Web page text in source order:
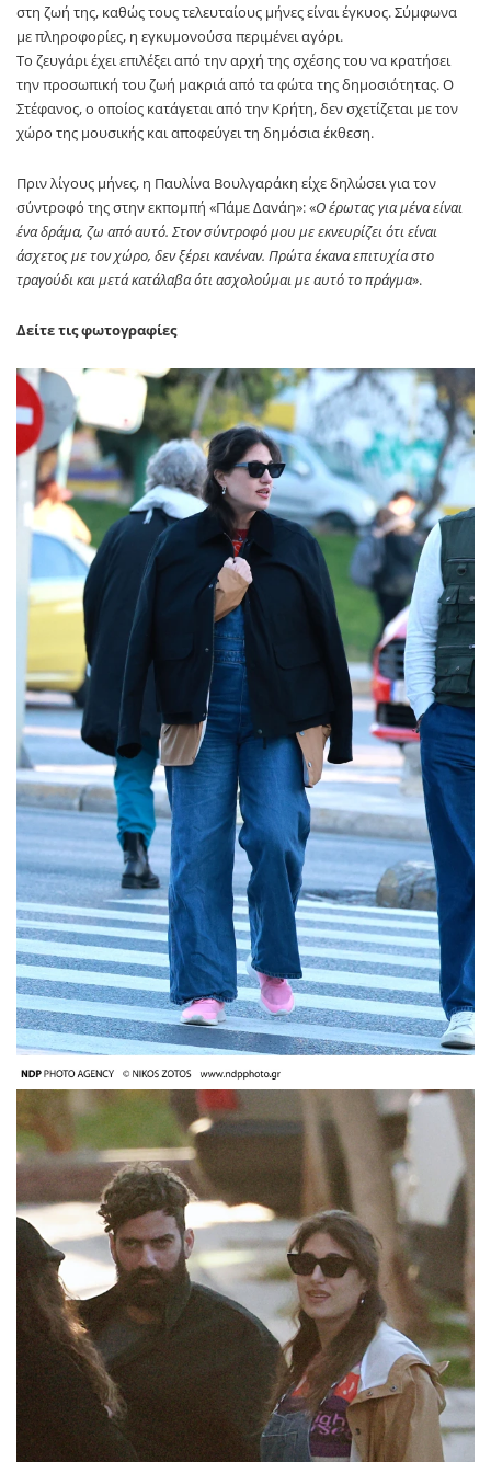
στη ζωή της, καθώς τους τελευταίους μήνες είναι έγκυος. Σύμφωνα
με πληροφορίες, η εγκυμονούσα περιμένει αγόρι.
Το ζευγάρι έχει επιλέξει από την αρχή της σχέσης του να κρατήσει
την προσωπική του ζωή μακριά από τα φώτα της δημοσιότητας. Ο
Στέφανος, ο οποίος κατάγεται από την Κρήτη, δεν σχετίζεται με τον
χώρο της μουσικής και αποφεύγει τη δημόσια έκθεση.
Πριν λίγους μήνες, η Παυλίνα Βουλγαράκη είχε δηλώσει για τον
σύντροφό της στην εκπομπή «Πάμε Δανάη»: «Ο έρωτας για μένα είναι
ένα δράμα, ζω από αυτό. Στον σύντροφό μου με εκνευρίζει ότι είναι
άσχετος με τον χώρο, δεν ξέρει κανέναν. Πρώτα έκανα επιτυχία στο
τραγούδι και μετά κατάλαβα ότι ασχολούμαι με αυτό το πράγμα».
Δείτε τις φωτογραφίες